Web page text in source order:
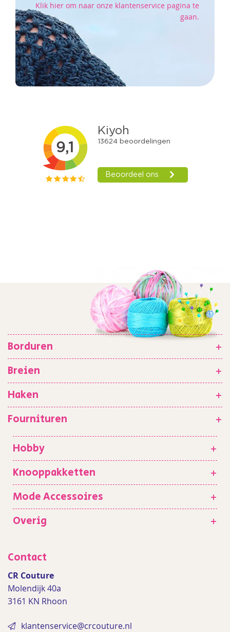
Klik hier om naar onze klantenservice pagina te
gaan.
Borduren
+
Breien
+
Haken
+
Fournituren
+
Hobby
+
Knooppakketten
+
Mode Accessoires
+
Overig
+
Contact
CR Couture
Molendijk 40a
3161 KN Rhoon
klantenservice@crcouture.nl